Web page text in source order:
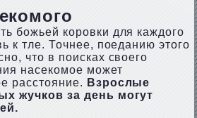
божьей коровки для каждого
к тле. Точнее, поеданию этого
что в поисках своего
насекомое может
расстояние. Взрослые
жучков за день могут